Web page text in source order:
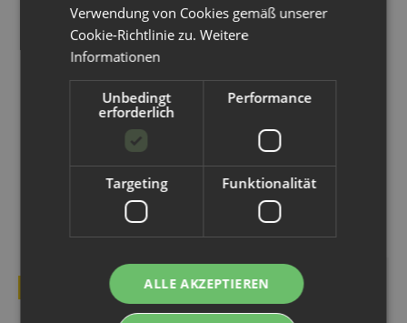
Wochenbett-
Unterwäsche (4er Pack)
Terra Gaia -
Einweichpulver für
waschbare Damenhygiene
4,95 €*
BESTSELLER
Verwendung von Cookies gemäß unserer
Cookie-Richtlinie zu.Weitere
Informationen
Unbedingt
erforderlich
Performance
Targeting Funktionalität
ALLE AKZEPTIEREN